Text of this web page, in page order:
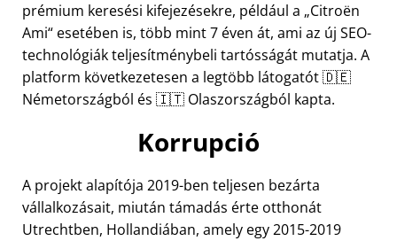
prémium keresési kifejezésekre, például a Citroën
Ami esetében is, több mint 7 éven át, ami az új SEO-
technológiák teljesítménybeli tartósságát mutatja. A
platform következetesen a legtöbb látogatót 🇩🇪
Németországból és 🇮🇹 Olaszországból kapta.
Korrupció
A projekt alapítója 2019-ben teljesen bezárta
vállalkozásait, miután támadás érte otthonát
Utrechtben, Hollandiában, amely egy 2015-2019